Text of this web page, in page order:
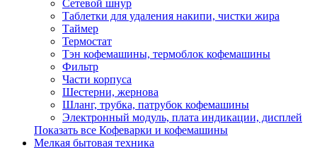
Сетевой шнур
Таблетки для удаления накипи, чистки жира
Таймер
Термостат
Тэн кофемашины, термоблок кофемашины
Фильтр
Части корпуса
Шестерни, жернова
Шланг, трубка, патрубок кофемашины
Электронный модуль, плата индикации, дисплей
Показать все Кофеварки и кофемашины
Мелкая бытовая техника